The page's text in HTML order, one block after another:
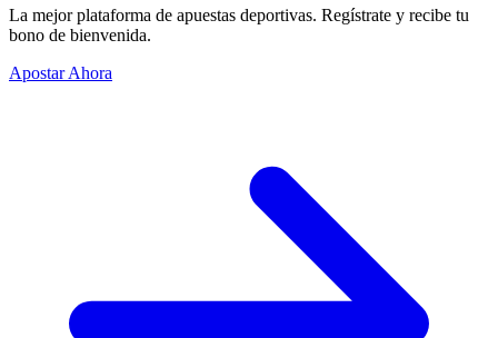
La mejor plataforma de apuestas deportivas. Regístrate y recibe tu
bono de bienvenida.
Apostar Ahora